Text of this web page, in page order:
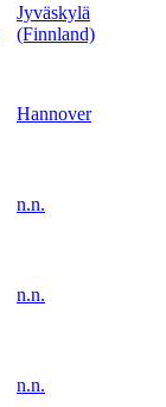
Jyväskylä
(Finnland)
Hannover
n.n.
n.n.
n.n.